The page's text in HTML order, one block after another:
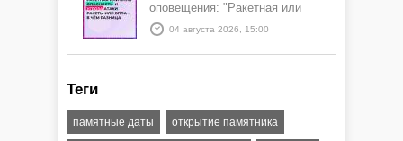
оповещения: "Ракетная или
БПЛА опасность" и "Угроза
атаки ракеты или БПЛА"
04 августа 2026, 15:00
Теги
памятные даты открытие памятника